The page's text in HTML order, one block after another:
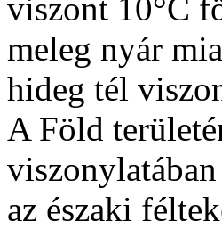
viszont 10°C
meleg nyár
hideg tél
A Föld
az északi